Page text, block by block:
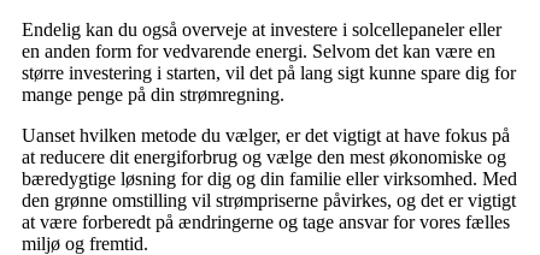
Endelig kan du også overveje at investere i solcellepaneler eller
en anden form for vedvarende energi. Selvom det kan være en
større investering i starten, vil det på lang sigt kunne spare dig for
mange penge på din strømregning.
Uanset hvilken metode du vælger, er det vigtigt at have fokus på
at reducere dit energiforbrug og vælge den mest økonomiske og
bæredygtige løsning for dig og din familie eller virksomhed. Med
den grønne omstilling vil strømpriserne påvirkes, og det er vigtigt
at være forberedt på ændringerne og tage ansvar for vores fælles
miljø og fremtid.